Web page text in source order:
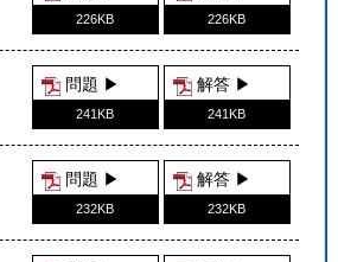
226KB 226KB
問題 ▶︎
241KB
解答 ▶︎
241KB
問題 ▶︎
232KB
解答 ▶︎
232KB